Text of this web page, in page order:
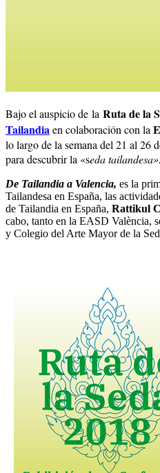
Bajo el auspicio de la Ruta de la
Tailandia en colaboración con la
lo largo de la semana del 21 al 26
para descubrir la «seda tailandesa».
De Tailandia a Valencia, es la
Tailandesa en España, las
de Tailandia en España, Rattikul
cabo, tanto en la EASD València,
y Colegio del Arte Mayor de la